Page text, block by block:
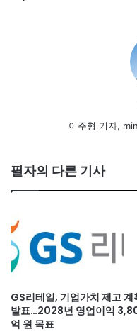
이주형 기자,
필자의 다른 기사
GS리테일, 기업가치 제고 계
발표…2028년 영업이익
억 원 목표